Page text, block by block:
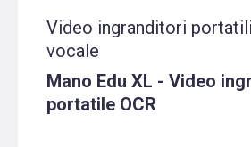
Video ingranditori
vocale
Mano Edu XL - Video
portatile OCR